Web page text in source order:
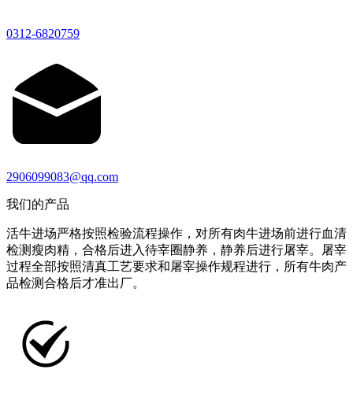
0312-6820759
2906099083@qq.com
我们的产品
活牛进场严格按照检验流程操作，对所有肉牛进场前进行血清
检测瘦肉精，合格后进入待宰圈静养，静养后进行屠宰。屠宰
过程全部按照清真工艺要求和屠宰操作规程进行，所有牛肉产
品检测合格后才准出厂。